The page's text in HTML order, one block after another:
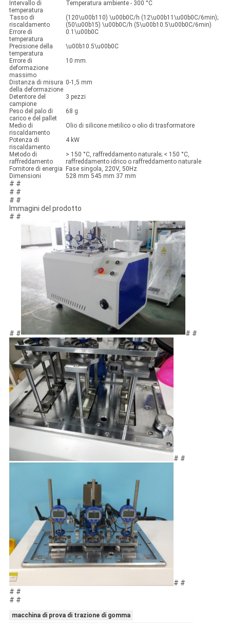
Intervallo di
temperatura
Temperatura ambiente - 300 °C
Tasso di
riscaldamento
(120\u00b110) \u00b0C/h (12\u00b11\u00b0C/6min);
(50\u00b15) \u00b0C/h (5\u00b10.5\u00b0C/6min)
Errore di
temperatura
0.1\u00b0C
Precisione della
temperatura
\u00b10.5\u00b0C
Errore di
deformazione
massimo
10 mm.
Distanza di misura
della deformazione
0-1,5 mm
Detentore del
campione
3 pezzi
Peso del palo di
carico e del pallet
68 g
Medio di
riscaldamento
Olio di silicone metilico o olio di trasformatore
Potenza di
riscaldamento
4 kW
Metodo di
raffreddamento
> 150 °C, raffreddamento naturale; < 150 °C,
raffreddamento idrico o raffreddamento naturale
Fornitore di energia
Fase singola, 220V, 50Hz
Dimensioni
528 mm 545 mm 37 mm
# #
# #
# #
Immagini del prodotto
# #
# # # #
# #
# #
# #
# #
macchina di prova di trazione di gomma